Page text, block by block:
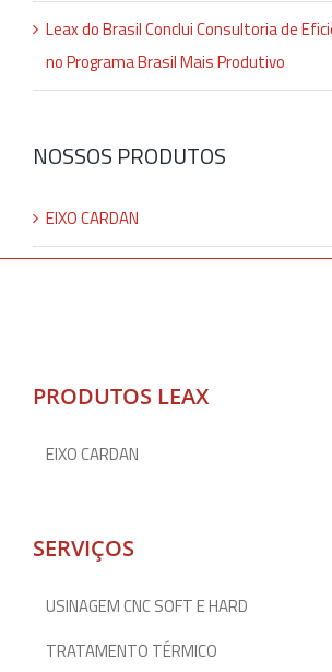
Leax do Brasil Conclui Consultoria de
no Programa Brasil Mais Produtivo
NOSSOS PRODUTOS
EIXO CARDAN
PRODUTOS LEAX
EIXO CARDAN
SERVIÇOS
USINAGEM CNC SOFT E HARD
TRATAMENTO TÉRMICO